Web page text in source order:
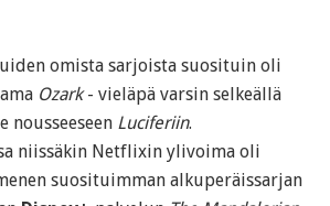
omista sarjoista suosituin oli
Ozark- vieläpä varsin selkeällä
nousseeseen Luciferiin.
niissäkin Netflixin ylivoima oli
suosituimman alkuperäissarjan